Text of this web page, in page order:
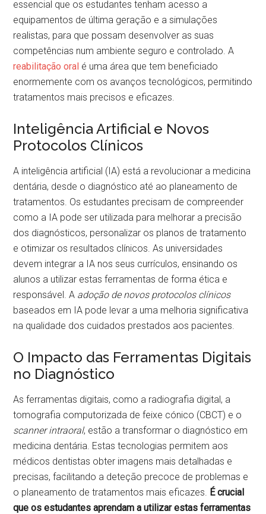
essencial que os estudantes tenham acesso a
equipamentos de última geração e a simulações
realistas, para que possam desenvolver as suas
competências num ambiente seguro e controlado. A
reabilitação oral é uma área que tem beneficiado
enormemente com os avanços tecnológicos, permitindo
tratamentos mais precisos e eficazes.
Inteligência Artificial e Novos
Protocolos Clínicos
A inteligência artificial (IA) está a revolucionar a medicina
dentária, desde o diagnóstico até ao planeamento de
tratamentos. Os estudantes precisam de compreender
como a IA pode ser utilizada para melhorar a precisão
dos diagnósticos, personalizar os planos de tratamento
e otimizar os resultados clínicos. As universidades
devem integrar a IA nos seus currículos, ensinando os
alunos a utilizar estas ferramentas de forma ética e
responsável. A adoção de novos protocolos clínicos
baseados em IA pode levar a uma melhoria significativa
na qualidade dos cuidados prestados aos pacientes.
O Impacto das Ferramentas Digitais
no Diagnóstico
As ferramentas digitais, como a radiografia digital, a
tomografia computorizada de feixe cónico (CBCT) e o
scanner intraoral, estão a transformar o diagnóstico em
medicina dentária. Estas tecnologias permitem aos
médicos dentistas obter imagens mais detalhadas e
precisas, facilitando a deteção precoce de problemas e
o planeamento de tratamentos mais eficazes. É crucial
que os estudantes aprendam a utilizar estas ferramentas